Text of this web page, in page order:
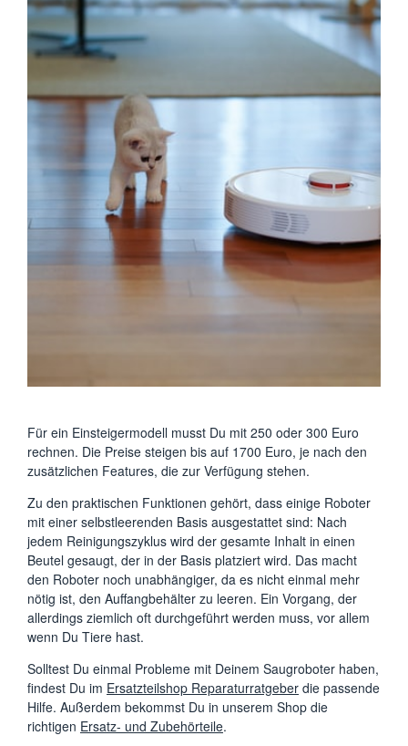
Für ein Einsteigermodell musst Du mit 250 oder 300 Euro
rechnen. Die Preise steigen bis auf 1700 Euro, je nach den
zusätzlichen Features, die zur Verfügung stehen.
Zu den praktischen Funktionen gehört, dass einige Roboter
mit einer selbstleerenden Basis ausgestattet sind: Nach
jedem Reinigungszyklus wird der gesamte Inhalt in einen
Beutel gesaugt, der in der Basis platziert wird. Das macht
den Roboter noch unabhängiger, da es nicht einmal mehr
nötig ist, den Auffangbehälter zu leeren. Ein Vorgang, der
allerdings ziemlich oft durchgeführt werden muss, vor allem
wenn Du Tiere hast.
Solltest Du einmal Probleme mit Deinem Saugroboter haben,
findest Du im Ersatzteilshop Reparaturratgeber die passende
Hilfe. Außerdem bekommst Du in unserem Shop die
richtigen Ersatz- und Zubehörteile.